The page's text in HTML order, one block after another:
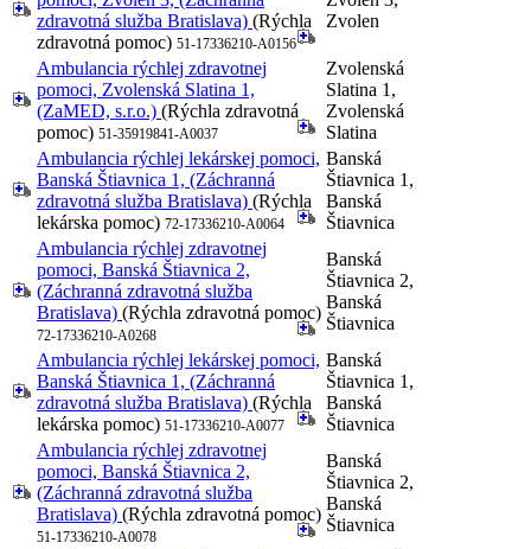
zdravotná služba Bratislava) (Rýchla
zdravotná pomoc) 51-17336210-A0156
Zvolen
Ambulancia rýchlej zdravotnej
pomoci, Zvolenská Slatina 1,
(ZaMED, s.r.o.) (Rýchla zdravotná
pomoc) 51-35919841-A0037
Zvolenská
Slatina 1,
Zvolenská
Slatina
Ambulancia rýchlej lekárskej pomoci,
Banská Štiavnica 1, (Záchranná
zdravotná služba Bratislava) (Rýchla
lekárska pomoc) 72-17336210-A0064
Banská
Štiavnica 1,
Banská
Štiavnica
Ambulancia rýchlej zdravotnej
pomoci, Banská Štiavnica 2,
(Záchranná zdravotná služba
Bratislava) (Rýchla zdravotná pomoc)
72-17336210-A0268
Banská
Štiavnica 2,
Banská
Štiavnica
Ambulancia rýchlej lekárskej pomoci,
Banská Štiavnica 1, (Záchranná
zdravotná služba Bratislava) (Rýchla
lekárska pomoc) 51-17336210-A0077
Banská
Štiavnica 1,
Banská
Štiavnica
Ambulancia rýchlej zdravotnej
pomoci, Banská Štiavnica 2,
(Záchranná zdravotná služba
Bratislava) (Rýchla zdravotná pomoc)
51-17336210-A0078
Banská
Štiavnica 2,
Banská
Štiavnica